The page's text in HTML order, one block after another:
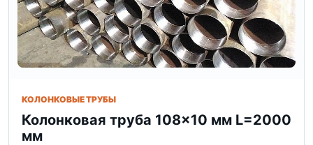
КОЛОНКОВЫЕ ТРУБЫ
Колонковая труба 108×10 мм L=2000
мм